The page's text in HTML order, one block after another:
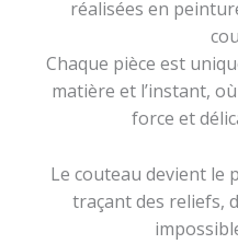
réalisées en
Chaque pièce est
matière et l’instant,
force et
Le couteau devient le
traçant des reliefs,